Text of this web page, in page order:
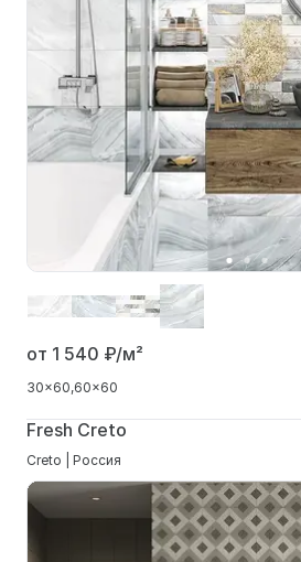
от 1 540 ₽/м²
30x60 60x60
Fresh Creto
Creto | Россия